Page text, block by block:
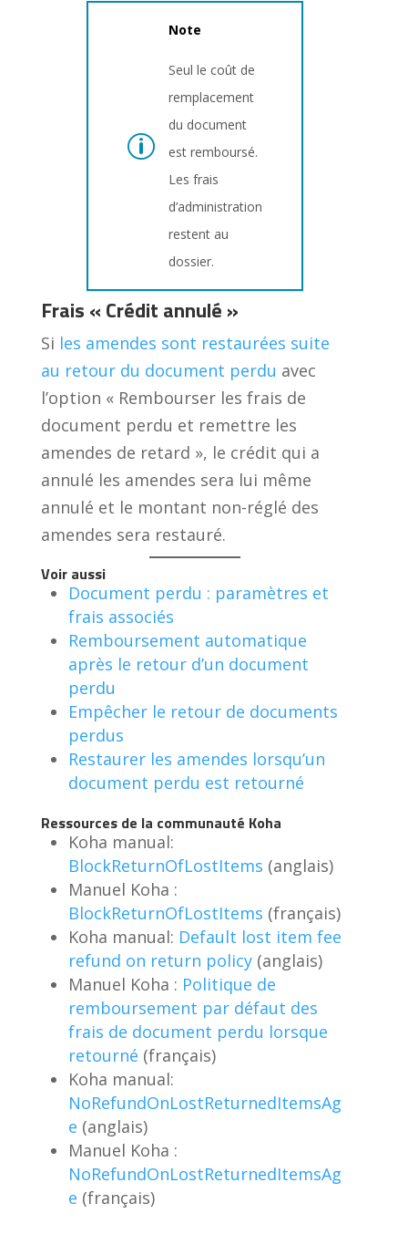
Note
Seul le coût de
remplacement
du document
est remboursé.
Les frais
d’administration
restent au
dossier.
Frais « Crédit annulé »
Si les amendes sont restaurées suite
au retour du document perdu avec
l’option « Rembourser les frais de
document perdu et remettre les
amendes de retard », le crédit qui a
annulé les amendes sera lui même
annulé et le montant non-réglé des
amendes sera restauré.
Voir aussi
Document perdu : paramètres et
frais associés
Remboursement automatique
après le retour d’un document
perdu
Empêcher le retour de documents
perdus
Restaurer les amendes lorsqu’un
document perdu est retourné
Ressources de la communauté Koha
Koha manual:
BlockReturnOfLostItems (anglais)
Manuel Koha :
BlockReturnOfLostItems (français)
Koha manual: Default lost item fee
refund on return policy(anglais)
Manuel Koha : Politique de
remboursement par défaut des
frais de document perdu lorsque
retourné (français)
Koha manual:
NoRefundOnLostReturnedItemsAg
e (anglais)
Manuel Koha :
NoRefundOnLostReturnedItemsAg
e (français)